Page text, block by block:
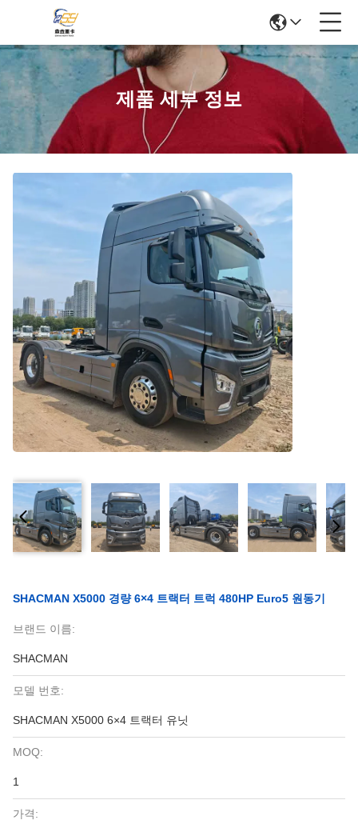
제품 세부 정보
SHACMAN X5000 경량 6×4 트랙터 트럭 480HP Euro5 원동기
브랜드 이름:
SHACMAN
모델 번호:
SHACMAN X5000 6×4 트랙터 유닛
MOQ:
1
가격: